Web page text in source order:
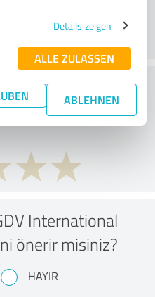
Details zeigen
ALLE ZULASSEN
ABLEHNEN
hakkında ne
International
önerir misiniz?
HAYIR